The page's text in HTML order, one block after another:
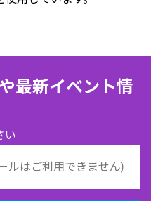
最新イベント情
い